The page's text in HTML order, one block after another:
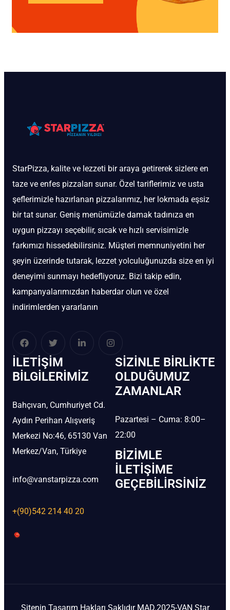
StarPizza, kalite ve lezzeti bir araya getirerek sizlere en
taze ve enfes pizzaları sunar. Özel tariflerimiz ve usta
şeflerimizle hazırlanan pizzalarımız, her lokmada eşsiz
bir tat sunar. Geniş menümüzle damak tadınıza en
uygun pizzayı seçebilir, sıcak ve hızlı servisimizle
farkımızı hissedebilirsiniz. Müşteri memnuniyetini her
şeyin üzerinde tutarak, lezzet yolculuğunuzda size en iyi
deneyimi sunmayı hedefliyoruz. Bizi takip edin,
kampanyalarımızdan haberdar olun ve özel
indirimlerden yararlanın
İLETIŞIM
BİLGILERIMIZ
Bahçıvan, Cumhuriyet Cd.
Aydın Perihan Alışveriş
Merkezi No:46, 65130 Van
Merkez/Van, Türkiye
info@vanstarpizza.com
+(90)542 214 40 20
SIZINLE BIRLIKTE
OLDUĞUMUZ
ZAMANLAR
Pazartesi – Cuma: 8:00–
22:00
BIZIMLE
İLETIŞIME
GEÇEBILIRSINIZ
Sitenin Tasarım Hakları Saklıdır MAD.2025-VAN Star